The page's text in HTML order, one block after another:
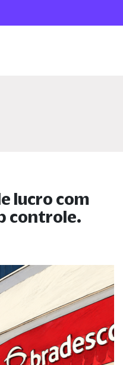
lucro com
controle.